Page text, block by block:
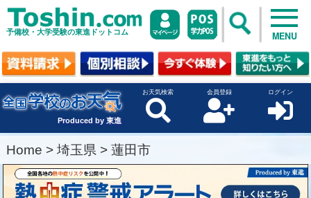
予備校・大学受験の東進ドットコム MENU
Produced by 東進
お天気検索 会員登録 ログイン
Home > 埼玉県 > 蓮田市